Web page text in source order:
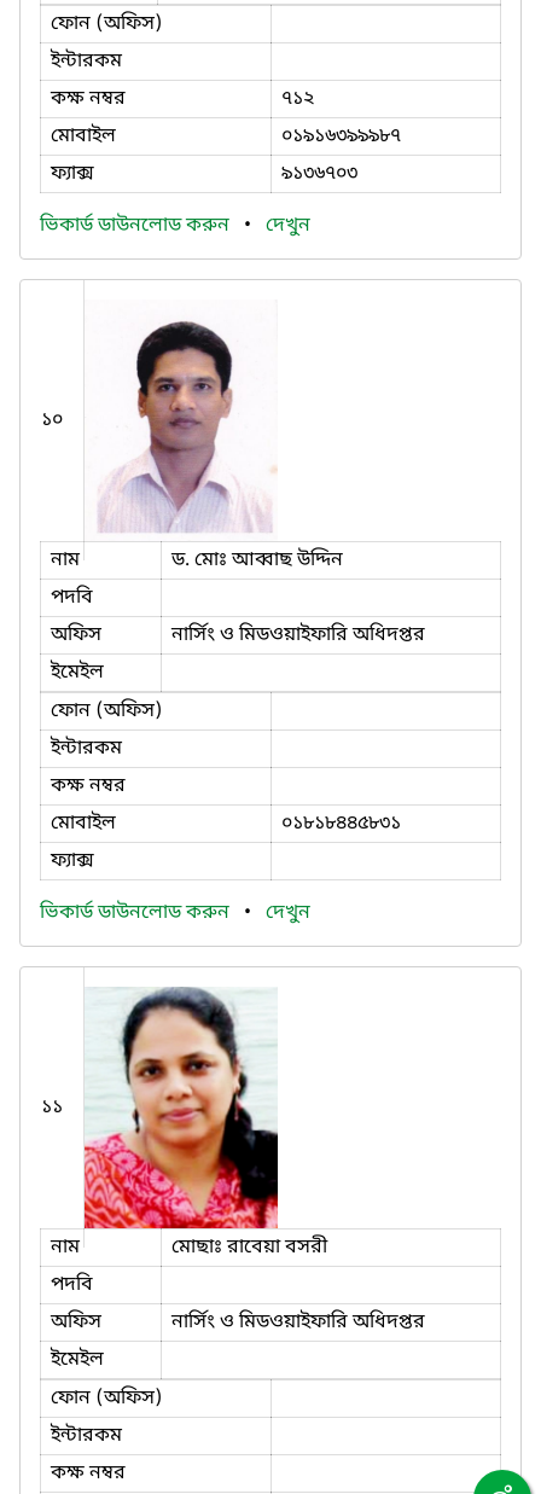
ফোন (অফিস)
ইন্টারকম
কক্ষ নম্বর
৭১২
মোবাইল
০১৯১৬৩৯৯৯৮৭
ফ্যাক্স
৯১৩৬৭০৩
ভিকার্ড ডাউনলোড করুন • দেখুন
১০
নাম
ড. মোঃ আব্বাছ উদ্দিন
পদবি
অফিস
নার্সিং ও মিডওয়াইফারি অধিদপ্তর
ইমেইল
ফোন (অফিস)
ইন্টারকম
কক্ষ নম্বর
মোবাইল
০১৮১৮৪৪৫৮৩১
ফ্যাক্স
ভিকার্ড ডাউনলোড করুন • দেখুন
১১
নাম
মোছাঃ রাবেয়া বসরী
পদবি
অফিস
নার্সিং ও মিডওয়াইফারি অধিদপ্তর
ইমেইল
ফোন (অফিস)
ইন্টারকম
কক্ষ নম্বর